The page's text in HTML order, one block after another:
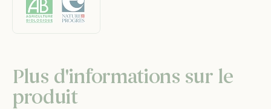
Plus d'informations sur le
produit